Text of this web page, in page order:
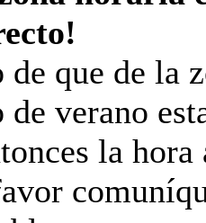
de que de la
verano
la